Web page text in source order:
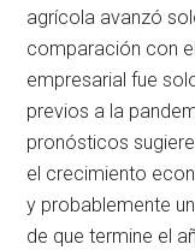
agrícola avanzó
comparación con
empresarial fue
previos a la
pronósticos
el crecimiento
y probablemente
de que termine el